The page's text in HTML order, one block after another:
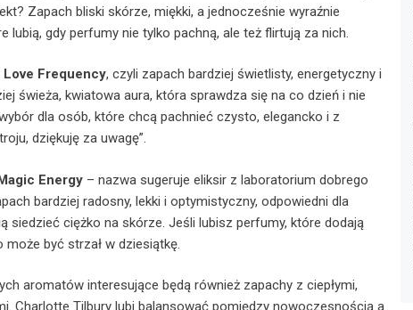
Zapach bliski skórze, miękki, a jednocześnie wyraźnie
lubią, gdy perfumy nie tylko pachną, ale też flirtują za nich.
Love Frequency, czyli zapach bardziej świetlisty, energetyczny i
świeża, kwiatowa aura, która sprawdza się na co dzień i nie
dla osób, które chcą pachnieć czysto, elegancko i z
dziękuję za uwagę”.
Energy – nazwa sugeruje eliksir z laboratorium dobrego
bardziej radosny, lekki i optymistyczny, odpowiedni dla
siedzieć ciężko na skórze. Jeśli lubisz perfumy, które dodają
może być strzał w dziesiątkę.
aromatów interesujące będą również zapachy z ciepłymi,
Charlotte Tilbury lubi balansować pomiędzy nowoczesnością a